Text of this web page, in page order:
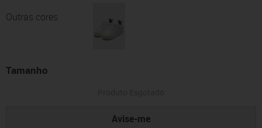
Outras cores
Tamanho
Avise-me